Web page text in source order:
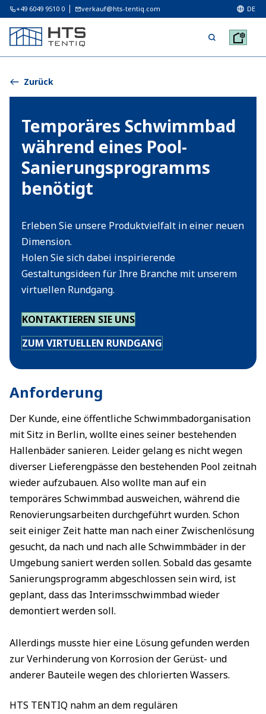
+49 6049 9510 0 verkauf@hts-tentiq.com DE
Zurück
Temporäres Schwimmbad
während eines Pool-
Sanierungsprogramms
benötigt
Erleben Sie unsere Produktvielfalt in einer neuen
Dimension.
Holen Sie sich dabei inspirierende
Gestaltungsideen für Ihre Branche mit unserem
virtuellen Rundgang.
KONTAKTIEREN SIE UNS
ZUM VIRTUELLEN RUNDGANG
Anforderung
Der Kunde, eine öffentliche Schwimmbadorganisation
mit Sitz in Berlin, wollte eines seiner bestehenden
Hallenbäder sanieren. Leider gelang es nicht wegen
diverser Lieferengpässe den bestehenden Pool zeitnah
wieder aufzubauen. Also wollte man auf ein
temporäres Schwimmbad ausweichen, während die
Renovierungsarbeiten durchgeführt wurden. Schon
seit einiger Zeit hatte man nach einer Zwischenlösung
gesucht, da nach und nach alle Schwimmbäder in der
Umgebung saniert werden sollen. Sobald das gesamte
Sanierungsprogramm abgeschlossen sein wird, ist
geplant, dass das Interimsschwimmbad wieder
demontiert werden soll.
Allerdings musste hier eine Lösung gefunden werden
zur Verhinderung von Korrosion der Gerüst- und
anderer Bauteile wegen des chlorierten Wassers.
HTS TENTIQ nahm an dem regulären